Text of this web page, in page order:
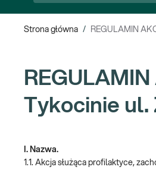
Strona główna / REGULAMIN
Tykocinie ul.
I. Nazwa.
1.1. Akcja służąca profilaktyce,